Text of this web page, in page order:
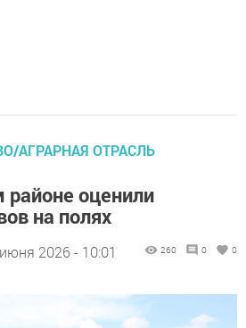
АГРАРНАЯ ОТРАСЛЬ
районе оценили
на полях
2026 - 10:01 260 0 0